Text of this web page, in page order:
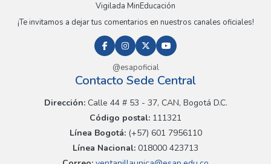
Vigilada MinEducación
¡Te invitamos a dejar tus comentarios en nuestros canales oficiales!
@esapoficial
Contacto Sede Central
Dirección:Calle 44 # 53 - 37, CAN, Bogotá D.C.
Código postal: 111321
Línea Bogotá:(+57) 601 7956110
Línea Nacional: 018000 423713